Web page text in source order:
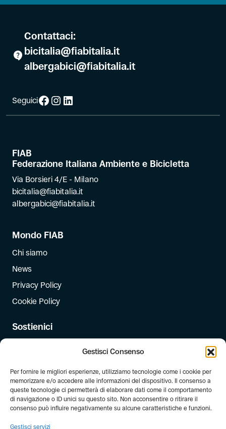
Gestisci Consenso
Per fornire le migliori esperienze, utilizziamo tecnologie come i cookie per
memorizzare e/o accedere alle informazioni del dispositivo. Il consenso a
queste tecnologie ci permetterà di elaborare dati come il comportamento
di navigazione o ID unici su questo sito. Non acconsentire o ritirare il
consenso può influire negativamente su alcune caratteristiche e funzioni.
Gestisci servizi
Contattaci:
bicitalia@fiabitalia.it
albergabici@fiabitalia.it
SeguiciFacebook
Instagram
LinkedIn
FIAB
Federazione Italiana Ambiente e Bicicletta
Via Borsieri 4/E - Milano
bicitalia@fiabitalia.it
albergabici@fiabitalia.it
Mondo FIAB
Chi siamo
News
Privacy Policy
Cookie Policy
Sostienici
Dona il 5 per mille
Newsletter